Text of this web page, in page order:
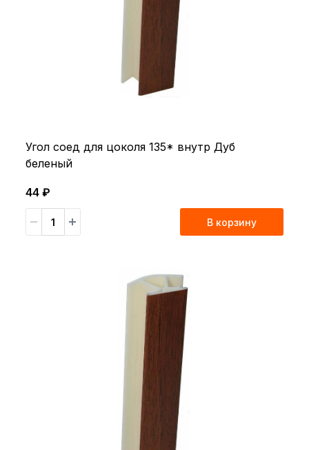
Угол соед для цоколя 135* внутр Дуб
беленый
44 ₽
В корзину